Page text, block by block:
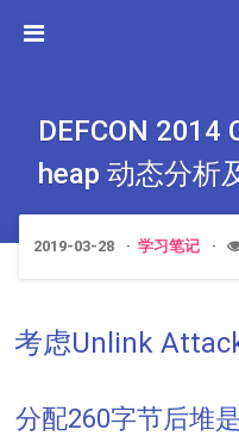
DEFCON 2014
heap 动态分析
2019-03-28 学习笔记
考虑Unlink
分配260字节后堆